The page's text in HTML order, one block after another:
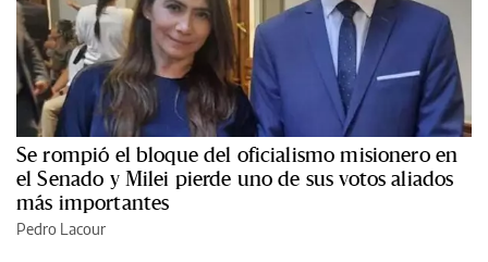
Se rompió el bloque del oficialismo misionero en
el Senado y Milei pierde uno de sus votos aliados
más importantes
Pedro Lacour